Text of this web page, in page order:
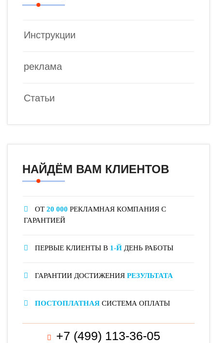
Инструкции
реклама
Статьи
НАЙДЁМ ВАМ КЛИЕНТОВ
ОТ 20 000 РЕКЛАМНАЯ КОМПАНИЯ С
ГАРАНТИЕЙ
ПЕРВЫЕ КЛИЕНТЫ В 1-Й ДЕНЬ РАБОТЫ
ГАРАНТИИ ДОСТИЖЕНИЯ РЕЗУЛЬТАТА
ПОСТОПЛАТНАЯ СИСТЕМА ОПЛАТЫ
+7 (499) 113-36-05